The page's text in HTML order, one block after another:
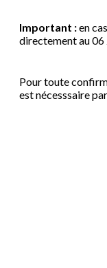
Important :en
directement au 06
Pour toute
est nécesssaire